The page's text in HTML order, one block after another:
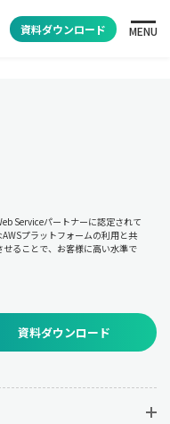
資料ダウンロード MENU
Serviceパートナーに認定されて
プラットフォームの利用と共
ることで、お客様に高い水準で
資料ダウンロード